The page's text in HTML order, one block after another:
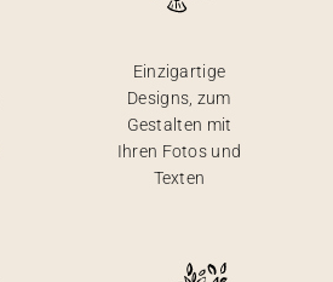
Einzigartige
Designs, zum
Gestalten mit
Ihren Fotos und
Texten